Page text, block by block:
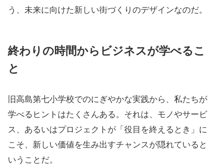
う、未来に向けた新しい街づくりのデザインなのだ。
終わりの時間からビジネスが学べるこ
と
旧高島第七小学校でのにぎやかな実践から、私たちが
学べるヒントはたくさんある。それは、モノやサービ
ス、あるいはプロジェクトが「役目を終えるとき」に
こそ、新しい価値を生み出すチャンスが隠れていると
いうことだ。